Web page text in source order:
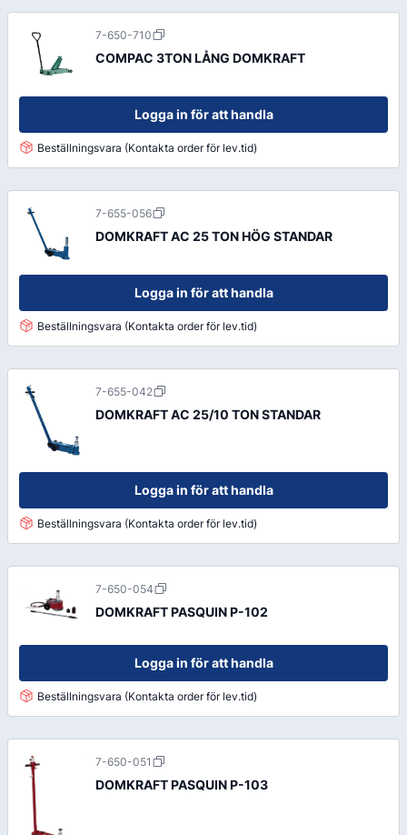
7-650-710
COMPAC 3TON LÅNG DOMKRAFT
Logga in för att handla
Beställningsvara (Kontakta order för lev.tid)
7-655-056
DOMKRAFT AC 25 TON HÖG STANDAR
Logga in för att handla
Beställningsvara (Kontakta order för lev.tid)
7-655-042
DOMKRAFT AC 25/10 TON STANDAR
Logga in för att handla
Beställningsvara (Kontakta order för lev.tid)
7-650-054
DOMKRAFT PASQUIN P-102
Logga in för att handla
Beställningsvara (Kontakta order för lev.tid)
7-650-051
DOMKRAFT PASQUIN P-103